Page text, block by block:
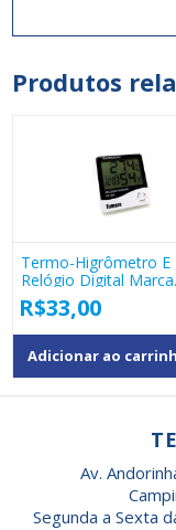
Produtos
Termo-Higrômetro E
Relógio Digital Marca
Tomate Mod Pd-003
R$33,00
Adicionar ao
Av.
Segunda a Sexta